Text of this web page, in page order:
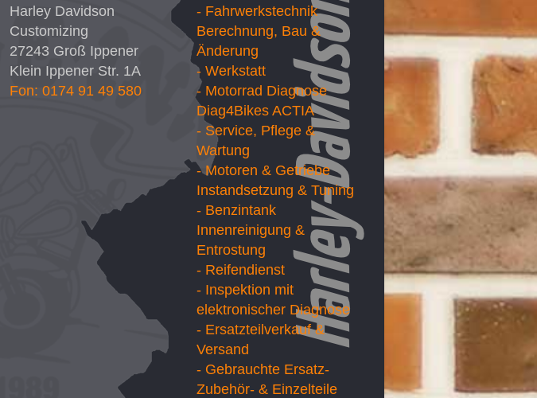
Harley Davidson
Customizing
27243 Groß Ippener
Klein Ippener Str. 1A
Fon: 0174 91 49 580
- Fahrwerkstechnik
Berechnung, Bau &
Änderung
- Werkstatt
- Motorrad Diagnose
Diag4Bikes ACTIA
- Service, Pflege &
Wartung
- Motoren & Getriebe
Instandsetzung & Tuning
- Benzintank
Innenreinigung &
Entrostung
- Reifendienst
- Inspektion mit
elektronischer Diagnose
- Ersatzteilverkauf &
Versand
- Gebrauchte Ersatz-
Zubehör- & Einzelteile